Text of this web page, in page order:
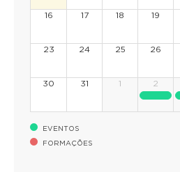
16 17 18 19
23 24 25 26
30 31 1 2
EVENTOS
FORMAÇÕES